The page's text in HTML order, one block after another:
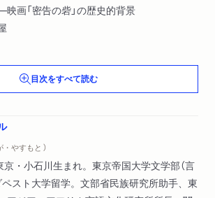
画「密告の砦」の歴史的背景
めぐり
か〕 目次をすべて読む
・やすもと ）
・小石川生まれ。東京帝国大学文学部（言
ペスト大学留学。文部省民族研究所助手、東